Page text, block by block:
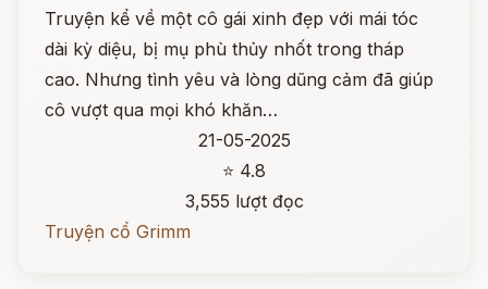
Truyện kể về một cô gái xinh đẹp với mái tóc
dài kỳ diệu, bị mụ phù thủy nhốt trong tháp
cao. Nhưng tình yêu và lòng dũng cảm đã giúp
cô vượt qua mọi khó khăn…
21-05-2025
⭐ 4.8
3,555 lượt đọc
Truyện cổ Grimm